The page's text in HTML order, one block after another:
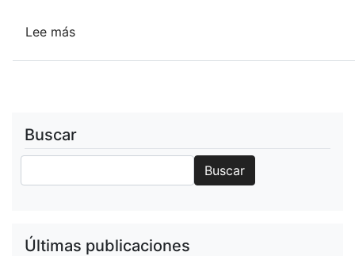
Lee más
Buscar
Buscar
Últimas publicaciones